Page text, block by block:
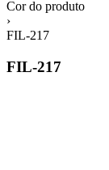
Cor do produto
›
FIL-217
FIL-217